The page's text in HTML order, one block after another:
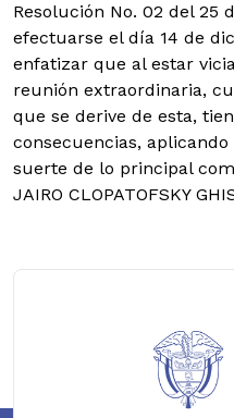
Resolución No. 02 del 25
efectuarse el día 14 de
enfatizar que al estar
reunión extraordinaria,
que se derive de esta,
consecuencias,
suerte de lo principal
JAIRO CLOPATOFSKY